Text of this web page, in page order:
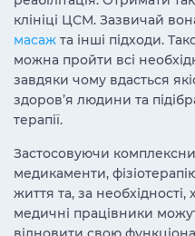
клініці ЦСМ. Зазвичай
масаж та інші підходи.
можна пройти всі
завдяки чому вдасться
здоров’я людини та
терапії.
Застосовуючи
медикаменти,
життя та, за необхідності,
медичні працівники